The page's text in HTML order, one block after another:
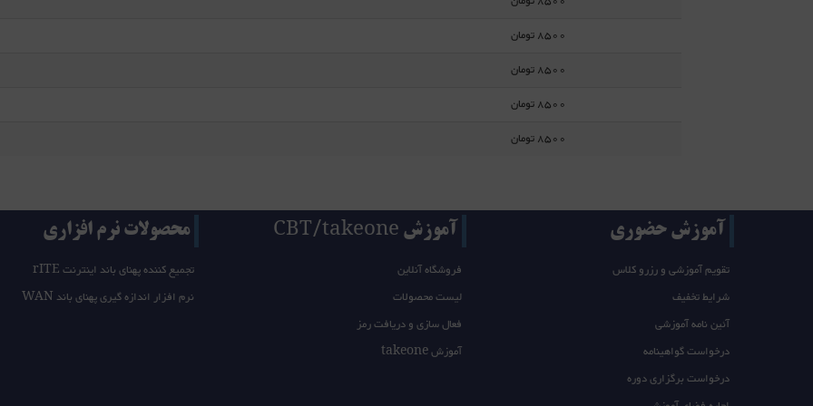
8500 تومان
8500 تومان
8500 تومان
8500 تومان
آموزش حضوری
تقویم آموزشی و رزرو کلاس
شرایط تخفیف
آئین نامه آموزشی
درخواست گواهینامه
درخواست برگزاری دوره
آموزش CBT/takeone
فروشگاه آنلاین
لیست محصولات
فعال سازی و دریافت رمز
آموزش takeone
محصولات نرم افزاری
تجمیع کننده پهنای باند اینترنت rITE
نرم افزار اندازه گیری پهنای باند WAN